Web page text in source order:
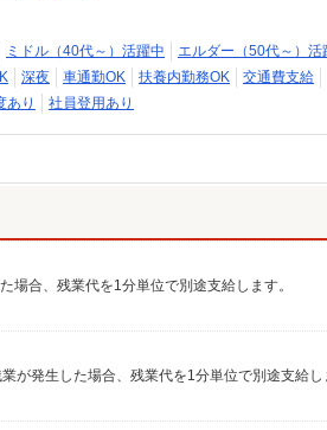
ミドル（40代～）活躍中
エルダー（50代～）活
深夜 車通勤OK 扶養内勤務OK
交通費支給
あり 社員登用あり
合、残業代を1分単位で別途支給します。
が発生した場合、残業代を1分単位で別途支給し